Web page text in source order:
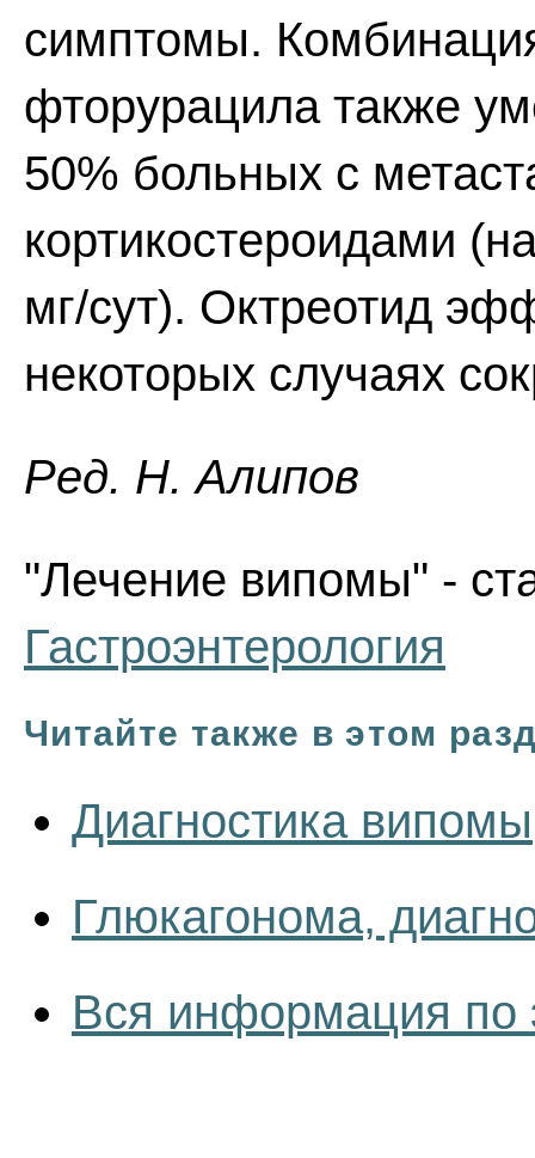
симптомы.
фторурацила также
50% больных с
кортикостероидами
мг/сут). Октреотид
некоторых случаях
Ред. Н. Алипов
"Лечение випомы" -
Гастроэнтерология
Читайте также в этом
Диагностика випомы
Глюкагонома,
Вся информация по